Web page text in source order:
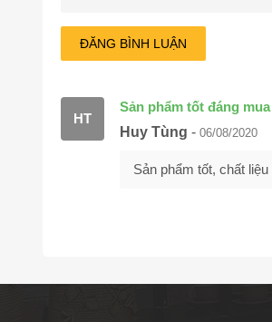
ĐĂNG BÌNH LUẬN
Sản phẩm tốt đáng mua
HT
Huy Tùng - 06/08/2020
Sản phẩm tốt, chất